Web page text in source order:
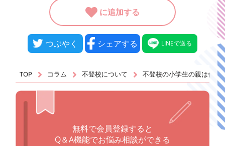
に追加する
つぶやく シェアする LINEで送る
TOP コラム 不登校について 不登校の小学生の親は仕事
無料で会員登録すると
Q＆A機能でお悩み相談ができる